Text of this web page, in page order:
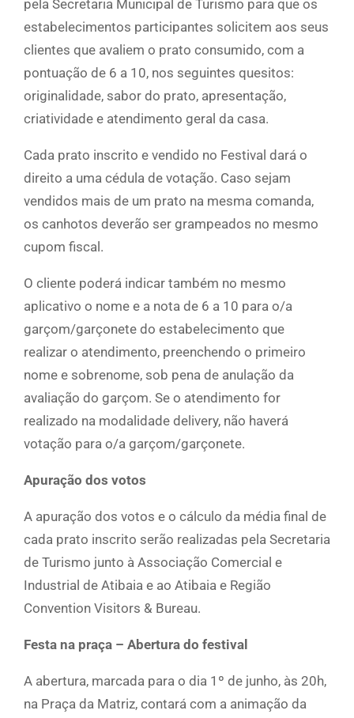
pela Secretaria Municipal de Turismo para que os
estabelecimentos participantes solicitem aos seus
clientes que avaliem o prato consumido, com a
pontuação de 6 a 10, nos seguintes quesitos:
originalidade, sabor do prato, apresentação,
criatividade e atendimento geral da casa.
Cada prato inscrito e vendido no Festival dará o
direito a uma cédula de votação. Caso sejam
vendidos mais de um prato na mesma comanda,
os canhotos deverão ser grampeados no mesmo
cupom fiscal.
O cliente poderá indicar também no mesmo
aplicativo o nome e a nota de 6 a 10 para o/a
garçom/garçonete do estabelecimento que
realizar o atendimento, preenchendo o primeiro
nome e sobrenome, sob pena de anulação da
avaliação do garçom. Se o atendimento for
realizado na modalidade delivery, não haverá
votação para o/a garçom/garçonete.
Apuração dos votos
A apuração dos votos e o cálculo da média final de
cada prato inscrito serão realizadas pela Secretaria
de Turismo junto à Associação Comercial e
Industrial de Atibaia e ao Atibaia e Região
Convention Visitors & Bureau.
Festa na praça – Abertura do festival
A abertura, marcada para o dia 1º de junho, às 20h,
na Praça da Matriz, contará com a animação da